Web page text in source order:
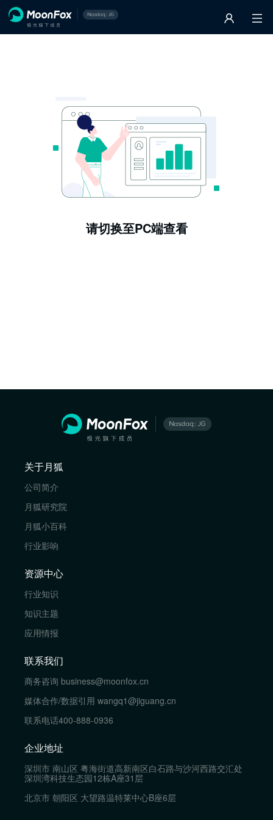
请切换至PC端查看
关于月狐
公司简介
月狐研究院
月狐小百科
行业影响
资源中心
行业知识
知识主题
应用情报
联系我们
商务咨询 business@moonfox.cn
媒体合作/数据引用 wangq1@jiguang.cn
联系电话400-888-0936
企业地址
深圳市 南山区 粤海街道高新南区白石路与沙河西路交汇处
深圳湾科技生态园12栋A座31层
北京市 朝阳区 大望路温特莱中心B座6层